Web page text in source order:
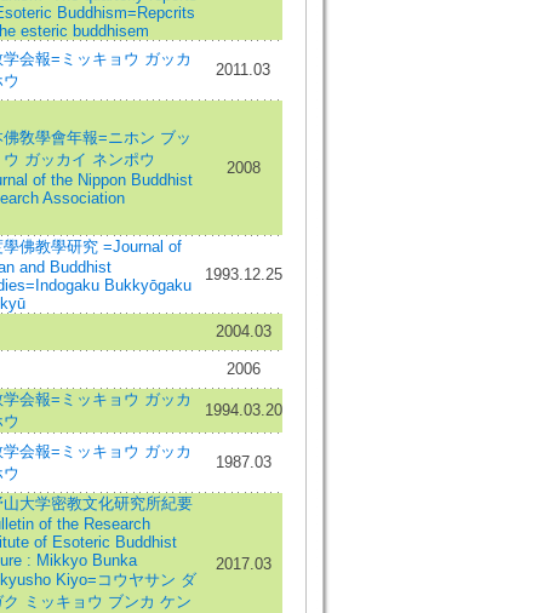
Buddhism=Repcrits
esteric buddhisem
会報=ミッキョウ ガッカ
2011.03
敎學會年報=ニホン ブッ
ガッカイ ネンポウ
of the Nippon Buddhist
Association
2008
佛教學研究 =Journal of
and Buddhist
Bukkyōgaku
1993.12.25
2004.03
2006
会報=ミッキョウ ガッカ
1994.03.20
会報=ミッキョウ ガッカ
1987.03
大学密教文化研究所紀要
of the Research
of Esoteric Buddhist
: Mikkyo Bunka
Kiyo=コウヤサン ダ
ミッキョウ ブンカ ケン
2017.03